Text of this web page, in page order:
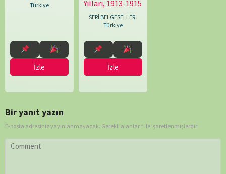
Türkiye
İzle
Yılları, 1913-1915
SERİ BELGESELLER
Türkiye
İzle
Bir yanıt yazın
E-posta adresiniz yayınlanmayacak. Gerekli alanlar * ile işaretlenmişlerdir